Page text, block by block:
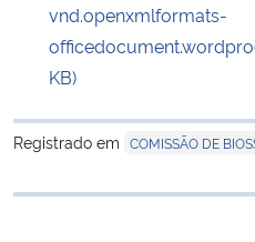
vnd.openxmlformats-
KB)
Registrado em COMISSÃO DE